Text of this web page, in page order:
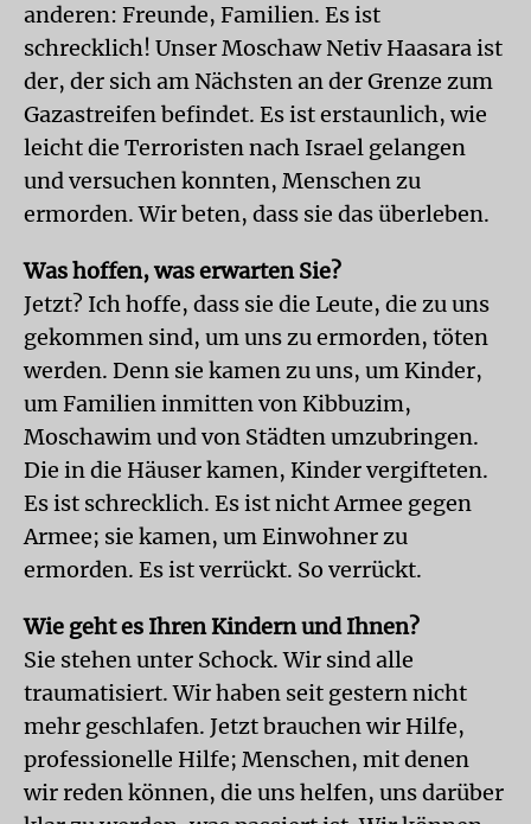
anderen: Freunde, Familien. Es ist
schrecklich! Unser Moschaw Netiv Haasara ist
der, der sich am Nächsten an der Grenze zum
Gazastreifen befindet. Es ist erstaunlich, wie
leicht die Terroristen nach Israel gelangen
und versuchen konnten, Menschen zu
ermorden. Wir beten, dass sie das überleben.
Was hoffen, was erwarten Sie?
Jetzt? Ich hoffe, dass sie die Leute, die zu uns
gekommen sind, um uns zu ermorden, töten
werden. Denn sie kamen zu uns, um Kinder,
um Familien inmitten von Kibbuzim,
Moschawim und von Städten umzubringen.
Die in die Häuser kamen, Kinder vergifteten.
Es ist schrecklich. Es ist nicht Armee gegen
Armee; sie kamen, um Einwohner zu
ermorden. Es ist verrückt. So verrückt.
Wie geht es Ihren Kindern und Ihnen?
Sie stehen unter Schock. Wir sind alle
traumatisiert. Wir haben seit gestern nicht
mehr geschlafen. Jetzt brauchen wir Hilfe,
professionelle Hilfe; Menschen, mit denen
wir reden können, die uns helfen, uns darüber